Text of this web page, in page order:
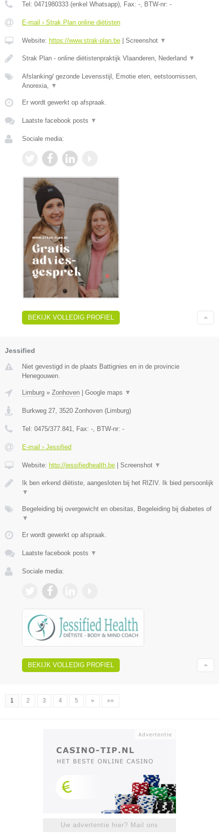
Tel: 0471980333 (enkel Whatsapp), Fax: -, BTW-nr: -
E-mail › Strak Plan online diëtisten
Website: https://www.strak-plan.be Screenshot ▼
Strak Plan - online diëtistenpraktijk Vlaanderen, Nederland ▼
Afslanking/ gezonde Levensstijl, Emotie eten, eetstoornissen,
Anorexia, ▼
Er wordt gewerkt op afspraak.
Laatste facebook posts ▼
Sociale media:
BEKIJK VOLLEDIG PROFIEL
Jessified
Niet gevestigd in de plaats Battignies en in de provincie
Henegouwen.
Limburg » Zonhoven | Google maps ▼
Burkweg 27 3520 Zonhoven (Limburg)
Tel: 0475/377.841 , Fax: - , BTW-nr: -
E-mail › Jessified
Website: http://jessifiedhealth.be | Screenshot ▼
Ik ben erkend diëtiste, aangesloten bij het RIZIV. Ik bied persoonlijk
▼
Begeleiding bij overgewicht en obesitas, Begeleiding bij diabetes of
▼
Er wordt gewerkt op afspraak.
Laatste facebook posts ▼
Sociale media:
BEKIJK VOLLEDIG PROFIEL
1 2 3 4 5 » »»
Uw advertentie hier? Mail ons